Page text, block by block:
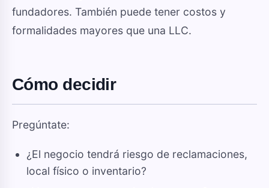
fundadores. También puede tener costos y
formalidades mayores que una LLC.
Cómo decidir
Pregúntate:
¿El negocio tendrá riesgo de reclamaciones,
local físico o inventario?